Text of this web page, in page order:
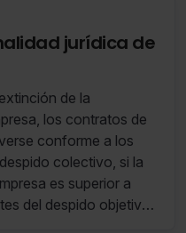
jurídica de
de la
los contratos de
conforme a los
colectivo, si la
es superior a
del despido objetivo,